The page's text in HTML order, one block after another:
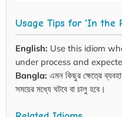
Usage Tips for 'In the
English: Use this idiom
under process and
Bangla: এমন কিছুর ক্ষেত্রে
সময়ের মধ্যে ঘটবে বা চালু হবে।